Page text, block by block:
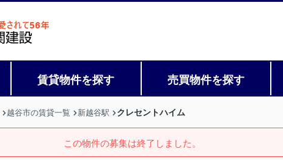
賃貸物件を探す 売買物件を探す
越谷市の賃貸一覧 新越谷駅 クレセントハイム
この物件の募集は終了しました。